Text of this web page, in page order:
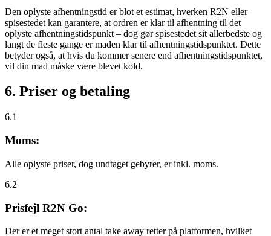
Den oplyste afhentningstid er blot et estimat, hverken R2N eller
spisestedet kan garantere, at ordren er klar til afhentning til det
oplyste afhentningstidspunkt – dog gør spisestedet sit allerbedste og
langt de fleste gange er maden klar til afhentningstidspunktet. Dette
betyder også, at hvis du kommer senere end afhentningstidspunktet,
vil din mad måske være blevet kold.
6. Priser og betaling
6.1
Moms:
Alle oplyste priser, dog undtaget gebyrer, er inkl. moms.
6.2
Prisfejl R2N Go:
Der er et meget stort antal take away retter på platformen, hvilket